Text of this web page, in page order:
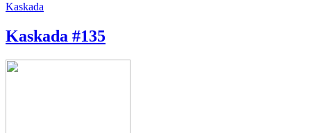
Kaskada
Kaskada #135